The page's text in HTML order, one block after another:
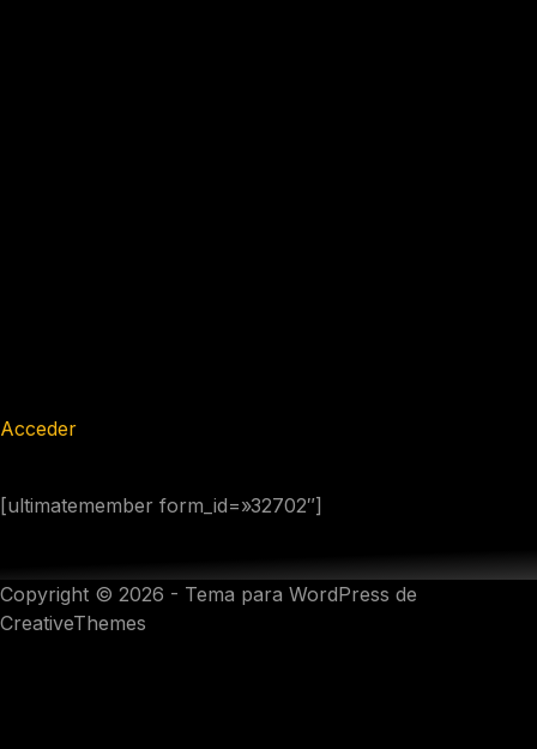
Acceder
[ultimatemember form_id=»32702″]
Copyright © 2026 - Tema para WordPress de
CreativeThemes